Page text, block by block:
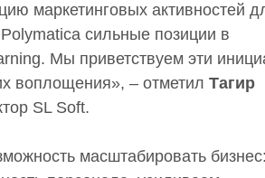
маркетинговых активностей
сильные позиции в
Мы приветствуем эти
воплощения», – отметил Тагир
SL Soft.
масштабировать